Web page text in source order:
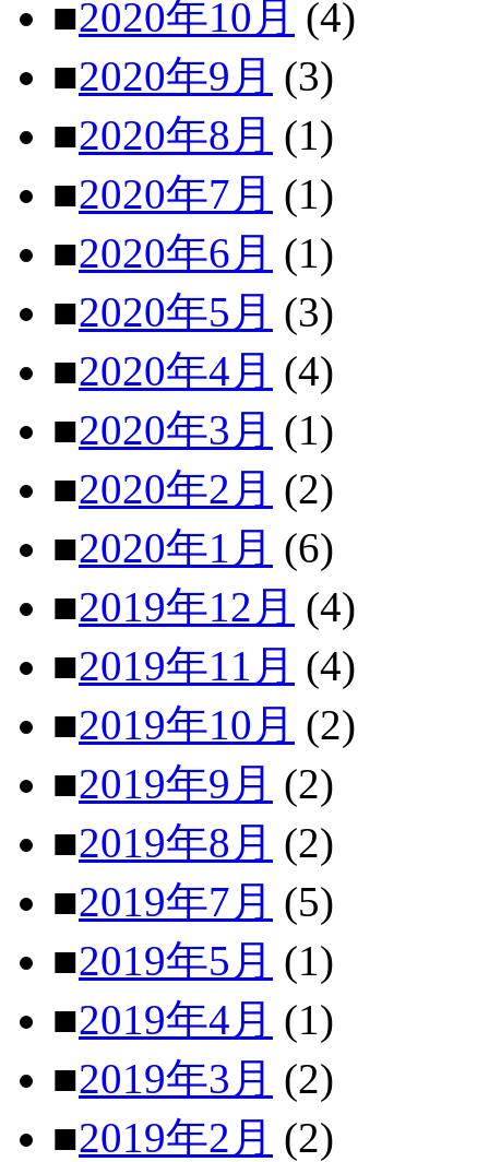
■2020年10月 (4)
■2020年9月 (3)
■2020年8月 (1)
■2020年7月 (1)
■2020年6月 (1)
■2020年5月 (3)
■2020年4月 (4)
■2020年3月 (1)
■2020年2月 (2)
■2020年1月 (6)
■2019年12月 (4)
■2019年11月 (4)
■2019年10月 (2)
■2019年9月 (2)
■2019年8月 (2)
■2019年7月 (5)
■2019年5月 (1)
■2019年4月 (1)
■2019年3月 (2)
■2019年2月 (2)